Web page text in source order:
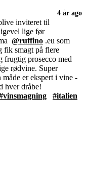
4 år ago
inviteret til
lige før
@ruffino .eu som
fik smagt på flere
frugtig prosecco med
rødvine. Super
er ekspert i vine -
hver dråbe!
#italien